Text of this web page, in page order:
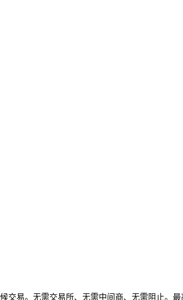
易。无需交易所、无需中间商、无需阻止。